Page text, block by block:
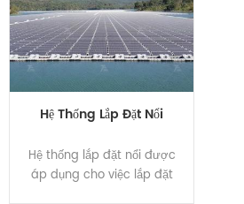
Hệ Thống Lắp Đặt Nổi
Hệ thống lắp đặt nổi được
áp dụng cho việc lắp đặt